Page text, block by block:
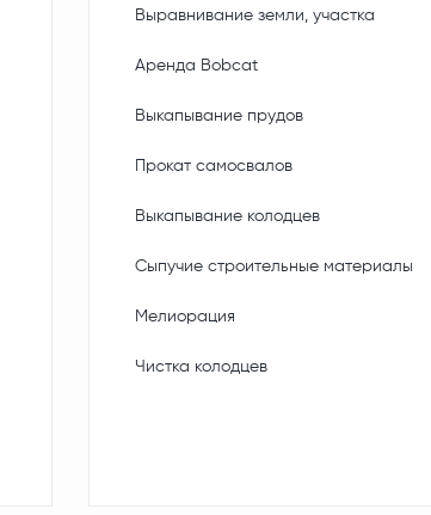
Выравнивание земли, участка
Аренда Bobcat
Выкапывание прудов
Прокат самосвалов
Выкапывание колодцев
Сыпучие строительные материалы
Мелиорация
Чистка колодцев